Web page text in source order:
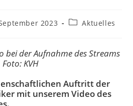
2023 Aktuelles
bei der Aufnahme des Streams
Foto: KVH
Auftritt der
mit unserem Video des